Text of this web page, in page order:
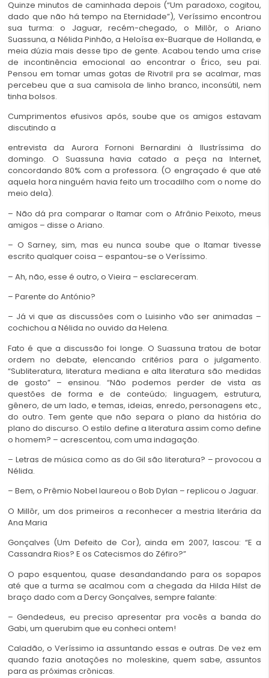
Quinze minutos de caminhada depois (“Um paradoxo, cogitou,
dado que não há tempo na Eternidade”), Veríssimo encontrou
sua turma: o Jaguar, recém-chegado, o Millôr, o Ariano
Suassuna, a Nélida Pinhão, a Heloísa ex-Buarque de Hollanda, e
meia dúzia mais desse tipo de gente. Acabou tendo uma crise
de incontinência emocional ao encontrar o Érico, seu pai.
Pensou em tomar umas gotas de Rivotril pra se acalmar, mas
percebeu que a sua camisola de linho branco, inconsútil, nem
tinha bolsos.
Cumprimentos efusivos após, soube que os amigos estavam
discutindo a
entrevista da Aurora Fornoni Bernardini à Ilustríssima do
domingo. O Suassuna havia catado a peça na Internet,
concordando 80% com a professora. (O engraçado é que até
aquela hora ninguém havia feito um trocadilho com o nome do
meio dela).
– Não dá pra comparar o Itamar com o Afrânio Peixoto, meus
amigos – disse o Ariano.
– O Sarney, sim, mas eu nunca soube que o Itamar tivesse
escrito qualquer coisa – espantou-se o Veríssimo.
– Ah, não, esse é outro, o Vieira – esclareceram.
– Parente do António?
– Já vi que as discussões com o Luisinho vão ser animadas –
cochichou a Nélida no ouvido da Helena.
Fato é que a discussão foi longe. O Suassuna tratou de botar
ordem no debate, elencando critérios para o julgamento.
“Subliteratura, literatura mediana e alta literatura são medidas
de gosto” – ensinou. “Não podemos perder de vista as
questões de forma e de conteúdo; linguagem, estrutura,
gênero, de um lado, e temas, ideias, enredo, personagens etc.,
do outro. Tem gente que não separa o plano da história do
plano do discurso. O estilo define a literatura assim como define
o homem? – acrescentou, com uma indagação.
– Letras de música como as do Gil são literatura? – provocou a
Nélida.
– Bem, o Prêmio Nobel laureou o Bob Dylan – replicou o Jaguar.
O Millôr, um dos primeiros a reconhecer a mestria literária da
Ana Maria
Gonçalves (Um Defeito de Cor), ainda em 2007, lascou: “E a
Cassandra Rios? E os Catecismos do Zéfiro?”
O papo esquentou, quase desandandando para os sopapos
até que a turma se acalmou com a chegada da Hilda Hilst de
braço dado com a Dercy Gonçalves, sempre falante:
– Gendedeus, eu preciso apresentar pra vocês a banda do
Gabi, um querubim que eu conheci ontem!
Caladão, o Veríssimo ia assuntando essas e outras. De vez em
quando fazia anotações no moleskine, quem sabe, assuntos
para as próximas crônicas.